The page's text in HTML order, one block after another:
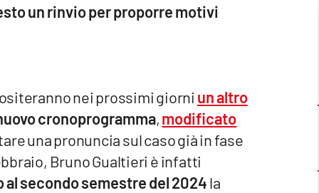
un rinvio per proporre motivi
nei prossimi giorni un altro
cronoprogramma,modificato
una pronuncia sul caso già in fase
Bruno Gualtieri è infatti
secondo semestre del 2024la